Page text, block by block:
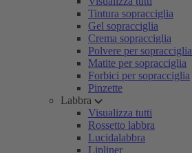
Tintura sopracciglia
Gel sopracciglia
Crema sopracciglia
Polvere per sopracciglia
Matite per sopracciglia
Forbici per sopracciglia
Pinzette
Labbra
Visualizza tutti
Rossetto labbra
Lucidalabbra
Lipliner